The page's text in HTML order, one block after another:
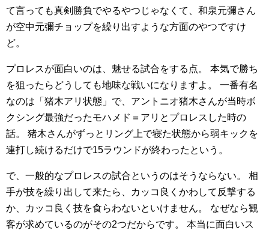
て言っても真剣勝負でやるやつじゃなくて、和泉元彌さん
が空中元彌チョップを繰り出すような方面のやつですけ
ど。
プロレスが面白いのは、魅せる試合をする点。
本気で勝ち
を狙ったらどうしても地味な戦いになりますよ。
一番有名
なのは「猪木アリ状態」で、アントニオ猪木さんが当時ボ
クシング最強だったモハメド＝アリとプロレスした時の
話。
猪木さんがずっとリング上で寝た状態から弱キックを
連打し続けるだけで15ラウンドが終わったという。
で、一般的なプロレスの試合というのはそうならない。
相
手が技を繰り出して来たら、カッコ良くかわして反撃する
か、カッコ良く技を食らわないといけません。
なぜなら観
客が求めているのがその2つだからです。
本当に面白いス